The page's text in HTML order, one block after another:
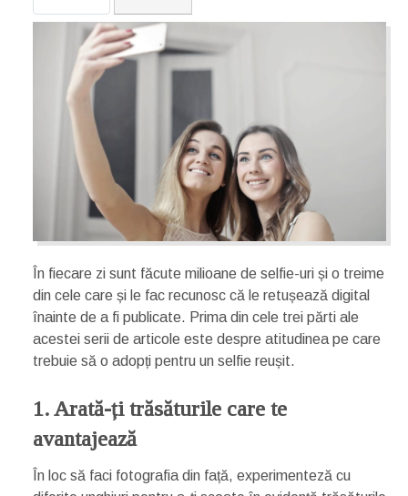
În fiecare zi sunt făcute milioane de selfie-uri și o treime
din cele care și le fac recunosc că le retușează digital
înainte de a fi publicate. Prima din cele trei părti ale
acestei serii de articole este despre atitudinea pe care
trebuie să o adopți pentru un selfie reușit.
1. Arată-ți trăsăturile care te
avantajează
În loc să faci fotografia din față, experimenteză cu